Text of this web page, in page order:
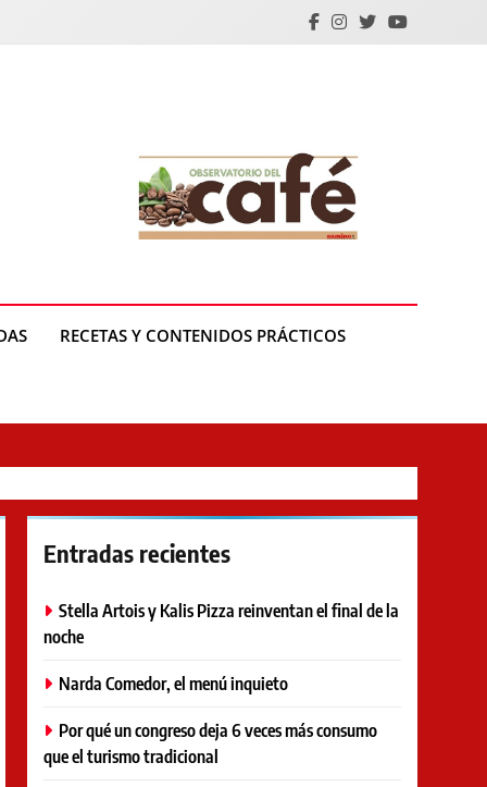
RECETAS Y CONTENIDOS PRÁCTICOS
Entradas recientes
Stella Artois y Kalis Pizza reinventan el final de la
noche
Narda Comedor, el menú inquieto
Por qué un congreso deja 6 veces más consumo
que el turismo tradicional